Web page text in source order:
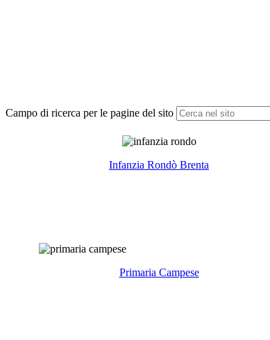
Campo di ricerca per le pagine del sito
Infanzia Rondò Brenta
Primaria Campese